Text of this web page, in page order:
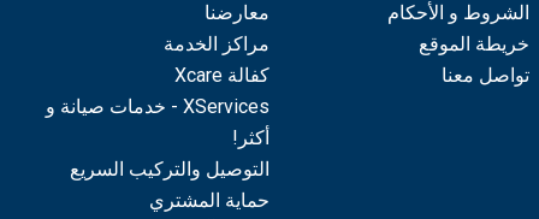
الشروط و الأحكام
خريطة الموقع
تواصل معنا
معارضنا
مراكز الخدمة
كفالة Xcare
XServices - خدمات صيانة و
أكثر!
التوصيل والتركيب السريع
حماية المشتري